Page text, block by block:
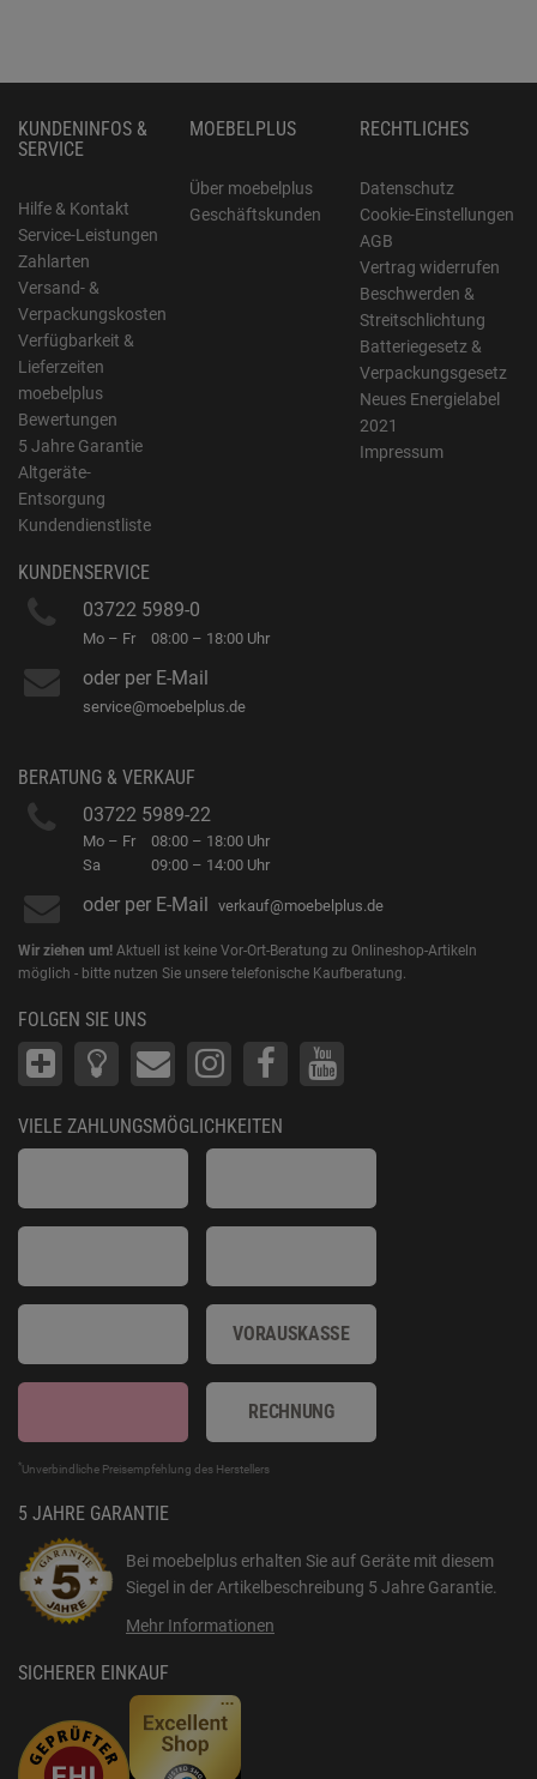
KUNDENINFOS &
SERVICE
Hilfe & Kontakt
Service-Leistungen
Zahlarten
Versand- &
Verpackungskosten
Verfügbarkeit &
Lieferzeiten
moebelplus
Bewertungen
5 Jahre Garantie
Altgeräte-
Entsorgung
Kundendienstliste
MOEBELPLUS
Über moebelplus
Geschäftskunden
RECHTLICHES
Datenschutz
Cookie-Einstellungen
AGB
Vertrag widerrufen
Beschwerden &
Streitschlichtung
Batteriegesetz &
Verpackungsgesetz
Neues Energielabel
2021
Impressum
KUNDENSERVICE
03722 5989-0
Mo – Fr 08:00 – 18:00 Uhr
oder per E-Mail
service@moebelplus.de
BERATUNG & VERKAUF
03722 5989-22
Mo – Fr
Sa
08:00 – 18:00 Uhr
09:00 – 14:00 Uhr
oder per E-Mail verkauf@moebelplus.de
Wir ziehen um! Aktuell ist keine Vor-Ort-Beratung zu Onlineshop-Artikeln
möglich - bitte nutzen Sie unsere telefonische Kaufberatung.
FOLGEN SIE UNS
VIELE ZAHLUNGSMÖGLICHKEITEN
VORAUSKASSE
RECHNUNG
*Unverbindliche Preisempfehlung des Herstellers
5 JAHRE GARANTIE
Bei moebelplus erhalten Sie auf Geräte mit diesem
Siegel in der Artikelbeschreibung 5 Jahre Garantie.
Mehr Informationen
SICHERER EINKAUF